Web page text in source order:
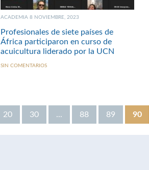
ACADEMIA 8 NOVIEMBRE, 2023
Profesionales de siete países de
África participaron en curso de
acuicultura liderado por la UCN
SIN COMENTARIOS
20 30 ... 88 89 90